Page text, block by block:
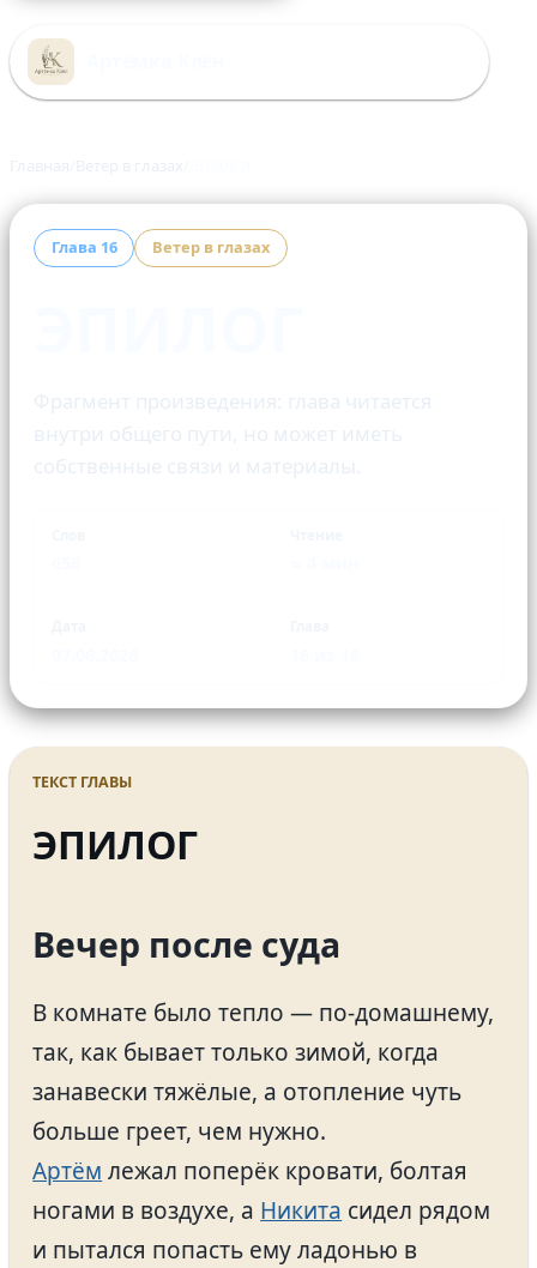
к
содержимому
Глава 16 Ветер в глазах
ТЕКСТ ГЛАВЫ
ЭПИЛОГ
Вечер после суда
В комнате было тепло — по-домашнему,
так, как бывает только зимой, когда
занавески тяжёлые, а отопление чуть
больше греет, чем нужно.
Артём лежал поперёк кровати, болтая
ногами в воздухе, а Никита сидел рядом
и пытался попасть ему ладонью в